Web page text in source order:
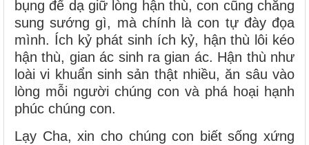
bụng để dạ giữ lòng hận thù, con cũng chẳng
sung sướng gì, mà chính là con tự đày đọa
mình. Ích kỷ phát sinh ích kỷ, hận thù lôi kéo
hận thù, gian ác sinh ra gian ác. Hận thù như
loài vi khuẩn sinh sản thật nhiều, ăn sâu vào
lòng mỗi người chúng con và phá hoại hạnh
phúc chúng con.
Lạy Cha, xin cho chúng con biết sống xứng